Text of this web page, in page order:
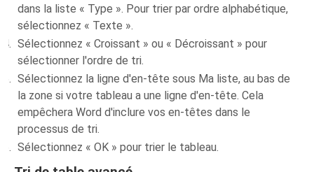
dans la liste « Type ». Pour trier par ordre alphabétique,
sélectionnez « Texte ».
Sélectionnez « Croissant » ou « Décroissant » pour
sélectionner l'ordre de tri.
Sélectionnez la ligne d'en-tête sous Ma liste, au bas de
la zone si votre tableau a une ligne d'en-tête. Cela
empêchera Word d'inclure vos en-têtes dans le
processus de tri.
Sélectionnez « OK » pour trier le tableau.